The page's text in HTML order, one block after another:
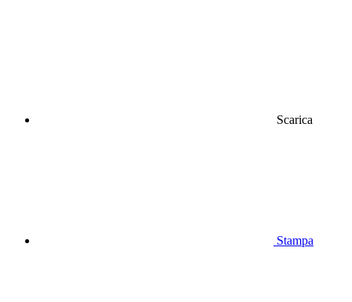
Scarica
Stampa